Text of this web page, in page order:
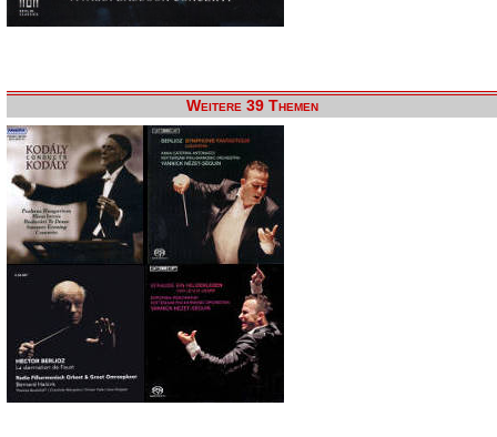
Weitere 39 Themen